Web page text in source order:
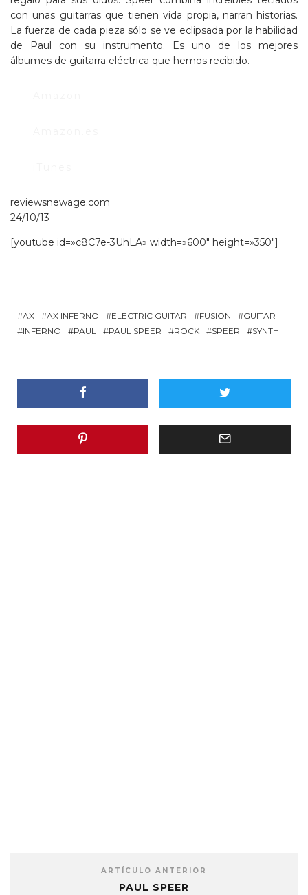
con unas guitarras que tienen vida propia, narran historias.
La fuerza de cada pieza sólo se ve eclipsada por la habilidad
de Paul con su instrumento. Es uno de los mejores
álbumes de guitarra eléctrica que hemos recibido.
reviewsnewage.com
24/10/13
[youtube id=»c8C7e-3UhLA» width=»600″ height=»350″]
AX AX INFERNO ELECTRIC GUITAR FUSION
GUITAR
INFERNO
PAUL PAUL SPEER ROCK SPEER SYNTH
ARTÍCULO ANTERIOR
PAUL SPEER